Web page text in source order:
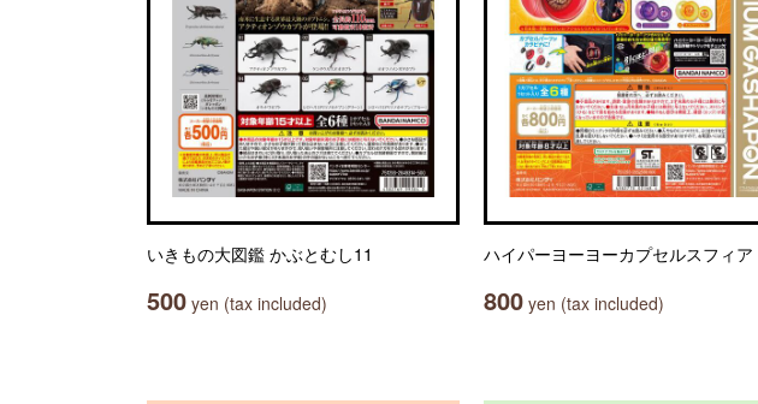
いきもの大図鑑 かぶとむし11
500 yen (tax included)
ハイパーヨーヨーカプセルスフィア
800 yen (tax included)